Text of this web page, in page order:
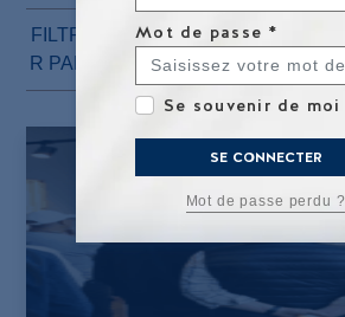
FILTRE
R PAR :
TOUT
LES SALONS
Mot de passe *
Se souvenir de moi
SE CONNECTER
Mot de passe perdu ?